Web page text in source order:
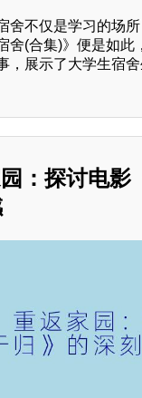
舍不仅是学习的场
舍(合集)》便是如此
，展示了大学生宿舍
：探讨电影